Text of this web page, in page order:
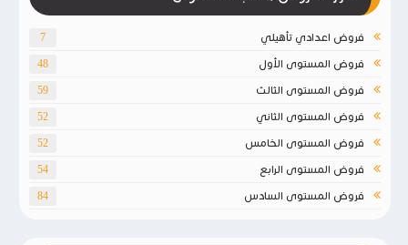
فروض اعدادي تأهيلي 7
فروض المستوى الأول 48
فروض المستوى الثالث 59
فروض المستوى الثاني 52
فروض المستوى الخامس 52
فروض المستوى الرابع 54
فروض المستوى السادس 84